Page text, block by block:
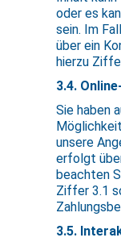
oder es
sein. Im
über ein
hierzu
3.4.
Sie haben
unsere
erfolgt
beachten
Ziffer 3.1
3.5.